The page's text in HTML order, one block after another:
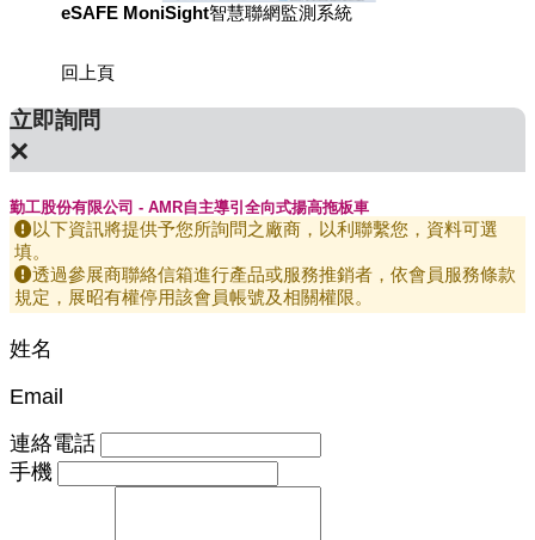
eSAFE MoniSight智慧聯網監測系統
回上頁
立即詢問
×
勤工股份有限公司 - AMR自主導引全向式揚高拖板車
以下資訊將提供予您所詢問之廠商，以利聯繫您，資料可選
填。
透過參展商聯絡信箱進行產品或服務推銷者，依會員服務條款
規定，展昭有權停用該會員帳號及相關權限。
姓名
Email
連絡電話
手機